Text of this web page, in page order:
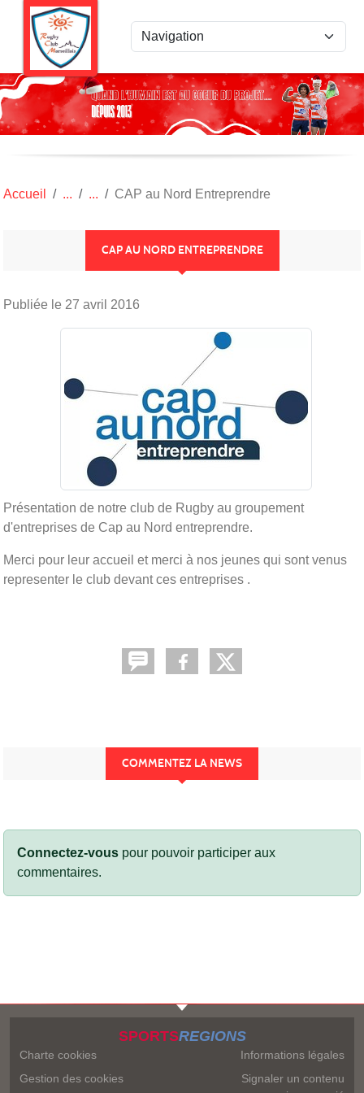
Accueil CAP au Nord Entreprendre
CAP AU NORD ENTREPRENDRE
Publiée le 27 avril 2016
Présentation de notre club de Rugby au groupement
d'entreprises de Cap au Nord entreprendre.
Merci pour leur accueil et merci à nos jeunes qui sont venus
representer le club devant ces entreprises .
COMMENTEZ LA NEWS
Connectez-vous pour pouvoir participer aux
commentaires.
SPORTSREGIONS
Charte cookies
Gestion des cookies
Informations légales
Signaler un contenu
Panneau de gestion des cookies